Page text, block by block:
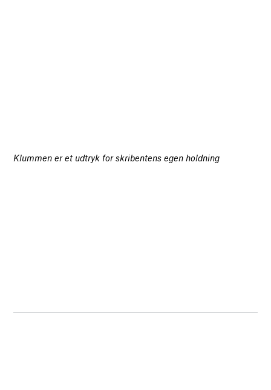
Klummen er et udtryk for skribentens egen holdning